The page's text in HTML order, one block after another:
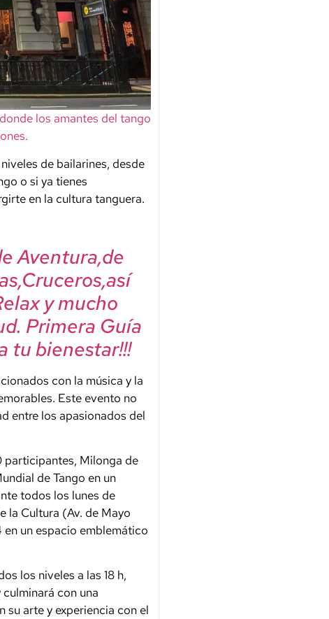
los amantes del tango
de bailarines, desde
o si ya tienes
en la cultura tanguera.
Aventura,de
y mucho
Primera Guía
tu bienestar!!!
con la música y la
Este evento no
entre los apasionados del
participantes, Milonga de
de Tango en un
todos los lunes de
la Cultura (Av. de Mayo
un espacio emblemático
los niveles a las 18 h,
con una
su arte y experiencia con el